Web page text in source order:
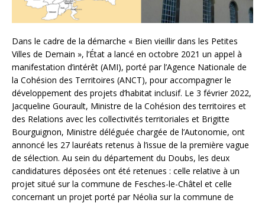
Dans le cadre de la démarche « Bien vieillir dans les Petites
Villes de Demain », l’État a lancé en octobre 2021 un appel à
manifestation d’intérêt (AMI), porté par l’Agence Nationale de
la Cohésion des Territoires (ANCT), pour accompagner le
développement des projets d’habitat inclusif. Le 3 février 2022,
Jacqueline Gourault, Ministre de la Cohésion des territoires et
des Relations avec les collectivités territoriales et Brigitte
Bourguignon, Ministre déléguée chargée de l’Autonomie, ont
annoncé les 27 lauréats retenus à l’issue de la première vague
de sélection. Au sein du département du Doubs, les deux
candidatures déposées ont été retenues : celle relative à un
projet situé sur la commune de Fesches-le-Châtel et celle
concernant un projet porté par Néolia sur la commune de